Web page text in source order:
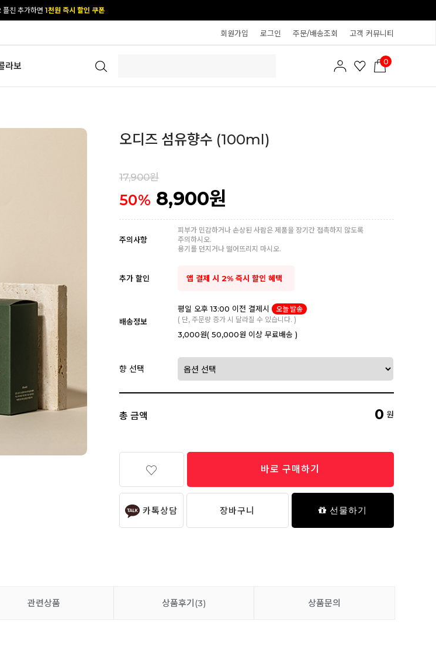
플친 추가하면 1천원 즉시 할인 쿠폰
회원가입 로그인 주문/배송조회 고객 커뮤니티
라보 0
오디즈 섬유향수 (100ml)
17,900원
50% 8,900원
주의사항
피부가 민감하거나 손상된 사람은 제품을 장기간 접촉하지 않도록
주의하시오.
용기를 던지거나 떨어뜨리지 마시오.
추가 할인 앱 결제 시 2% 즉시 할인 혜택
배송정보
평일 오후 13:00 이전 결제시
오늘 발송
( 단, 주문량 증가 시 달라질 수 있습니다. )
3,000원( 50,000원 이상 무료배송 )
향 선택
총 금액 0 원
바로 구매하기
카톡상담 장바구니 선물하기
관련상품 상품후기(3) 상품문의